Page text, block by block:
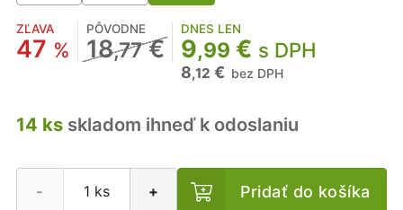
ZĽAVA
47 %
PÔVODNE
18,77€
DNES LEN
9,99 € s DPH
8,12 € bez DPH
14 ksskladom ihneď k odoslaniu
- + Pridať do košíka